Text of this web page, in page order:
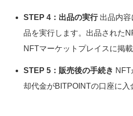
STEP 4：出品の実行出品内容
品を実行します。出品された
NFTマーケットプレイスに掲載
STEP 5：販売後の手続き NFT
却代金がBITPOINTの口座に入